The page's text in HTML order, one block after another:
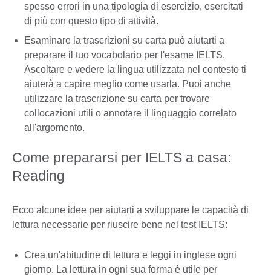
spesso errori in una tipologia di esercizio, esercitati
di più con questo tipo di attività.
Esaminare la trascrizioni su carta può aiutarti a
preparare il tuo vocabolario per l'esame IELTS.
Ascoltare e vedere la lingua utilizzata nel contesto ti
aiuterà a capire meglio come usarla. Puoi anche
utilizzare la trascrizione su carta per trovare
collocazioni utili o annotare il linguaggio correlato
all'argomento.
Come prepararsi per IELTS a casa:
Reading
Ecco alcune idee per aiutarti a sviluppare le capacità di
lettura necessarie per riuscire bene nel test IELTS:
Crea un'abitudine di lettura e leggi in inglese ogni
giorno. La lettura in ogni sua forma è utile per